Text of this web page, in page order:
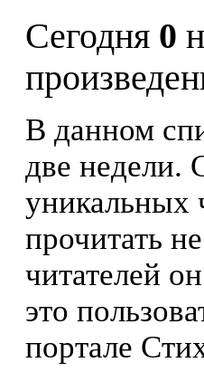
Сегодня 0
В данном
две недели.
уникальных
прочитать
читателей
это
портале